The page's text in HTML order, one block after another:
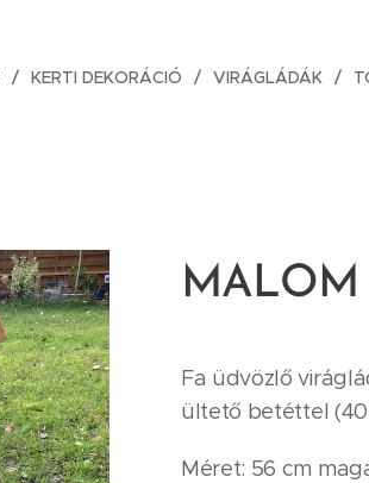
KERTI DEKORÁCIÓ VIRÁGLÁDÁK
Fa üdvözlő
ültető betéttel (40
Méret: 56 cm